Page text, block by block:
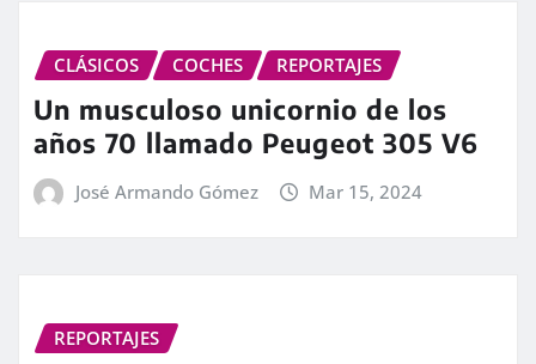
CLÁSICOS COCHES REPORTAJES
Un musculoso unicornio de los
años 70 llamado Peugeot 305 V6
José Armando Gómez Mar 15, 2024
REPORTAJES